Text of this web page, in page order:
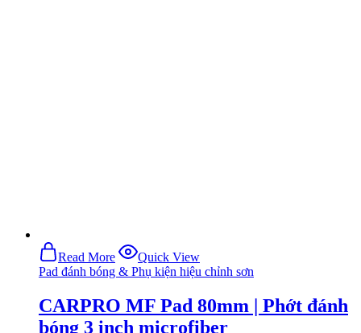
Read More
Quick View
Pad đánh bóng & Phụ kiện hiệu chỉnh sơn
CARPRO MF Pad 80mm | Phớt đánh
bóng 3 inch microfiber